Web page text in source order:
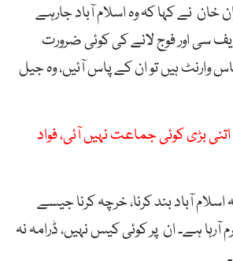
خان نے کہا کہ وہ اسلام آباد جارہے
سی اور فوج لانے کی کوئی ضرورت
وارنٹ ہیں تو ان کے پاس آئیں، وہ جیل
بڑی کوئی جماعت نہیں آئی، فواد
آباد بند کرنا، خرچہ کرنا جیسے
ہے۔ ان پر کوئی کیس نہیں، ڈرامہ نہ